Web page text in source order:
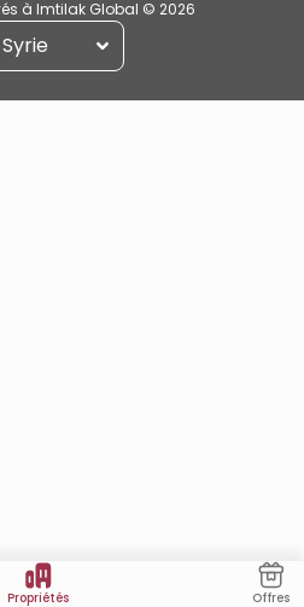
Propriétés Offres
à Imtilak Global © 2026